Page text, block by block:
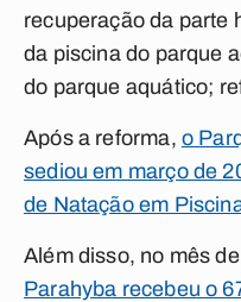
recuperação da parte
da piscina do parque
do parque aquático;
Após a reforma, o
sediou em março de
de Natação em
Além disso, no mês
Parahyba recebeu o